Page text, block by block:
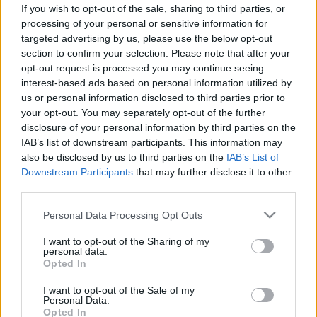
If you wish to opt-out of the sale, sharing to third parties, or
processing of your personal or sensitive information for
targeted advertising by us, please use the below opt-out
section to confirm your selection. Please note that after your
opt-out request is processed you may continue seeing
interest-based ads based on personal information utilized by
us or personal information disclosed to third parties prior to
your opt-out. You may separately opt-out of the further
disclosure of your personal information by third parties on the
IAB’s list of downstream participants. This information may
also be disclosed by us to third parties on the IAB’s List of
Downstream Participants that may further disclose it to other
Please note that this website/app uses one or more Google
not limited to your visit or usage behaviour. You may click to
grant or deny consent to Google and its third-party tags to
use your data for below specified purposes in below Google
consent section.
Personal Data Processing Opt Outs
I want to opt-out of the Sharing of my
personal data.
Opted In
I want to opt-out of the Sale of my
Personal Data.
Opted In
nagy hiba